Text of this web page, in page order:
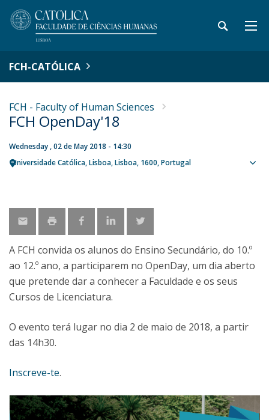
FCH-CATÓLICA
FCH - Faculty of Human Sciences
FCH OpenDay'18
Wednesday , 02 de May 2018 - 14:30
Universidade Católica Lisboa Lisboa 1600 Portugal
A FCH convida os alunos do Ensino Secundário, do 10.º
ao 12.º ano, a participarem no OpenDay, um dia aberto
que pretende dar a conhecer a Faculdade e os seus
Cursos de Licenciatura.
O evento terá lugar no dia 2 de maio de 2018, a partir
das 14h30.
Inscreve-te.